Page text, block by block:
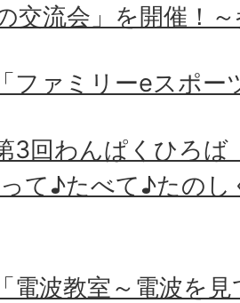
交流会」を開催！
ファミリーeスポ
3回わんぱくひろ
て♪たべて♪たのし
電波教室～電波を